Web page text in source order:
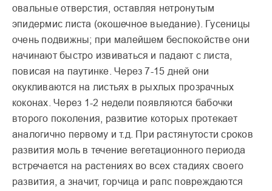
овальные отверстия, оставляя нетронутым
эпидермис листа (окошечное выедание). Гусеницы
очень подвижны; при малейшем беспокойстве они
начинают быстро извиваться и падают с листа,
повисая на паутинке. Через 7-15 дней они
окукливаются на листьях в рыхлых прозрачных
коконах. Через 1-2 недели появляются бабочки
второго поколения, развитие которых протекает
аналогично первому и т.д. При растянутости сроков
развития моль в течение вегетационного периода
встречается на растениях во всех стадиях своего
развития, а значит, горчица и рапс повреждаются